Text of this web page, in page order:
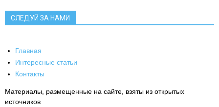
СЛЕДУЙ ЗА НАМИ
Главная
Интересные статьи
Контакты
Материалы, размещенные на сайте, взяты из открытых
источников